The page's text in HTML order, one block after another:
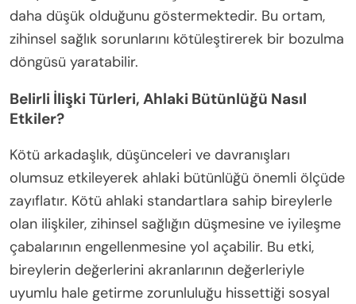
daha düşük olduğunu göstermektedir. Bu ortam,
zihinsel sağlık sorunlarını kötüleştirerek bir bozulma
döngüsü yaratabilir.
Belirli İlişki Türleri, Ahlaki Bütünlüğü Nasıl
Etkiler?
Kötü arkadaşlık, düşünceleri ve davranışları
olumsuz etkileyerek ahlaki bütünlüğü önemli ölçüde
zayıflatır. Kötü ahlaki standartlara sahip bireylerle
olan ilişkiler, zihinsel sağlığın düşmesine ve iyileşme
çabalarının engellenmesine yol açabilir. Bu etki,
bireylerin değerlerini akranlarının değerleriyle
uyumlu hale getirme zorunluluğu hissettiği sosyal